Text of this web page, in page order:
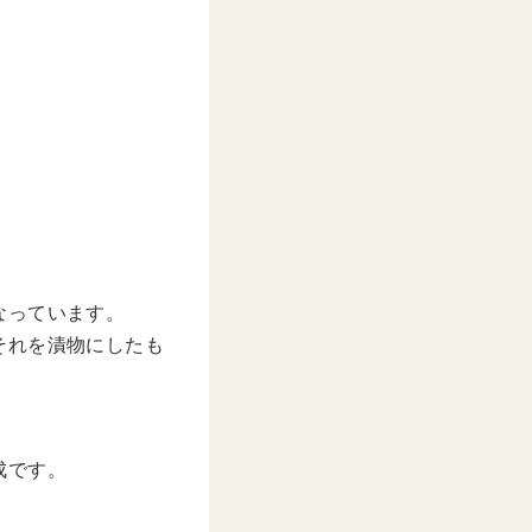
ています。
を漬物にしたも
す。